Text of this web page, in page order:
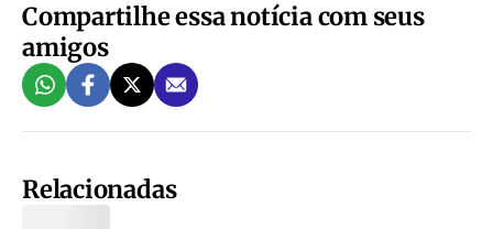
Compartilhe essa notícia com seus
amigos
Relacionadas